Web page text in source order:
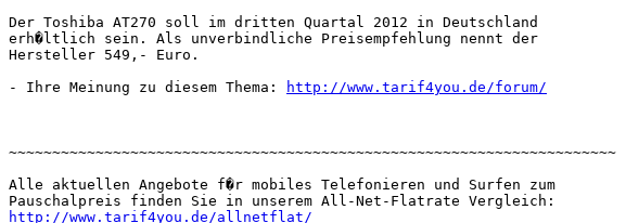
Der Toshiba AT270 soll im dritten Quartal 2012 in Deutschland
erh�ltlich sein. Als unverbindliche Preisempfehlung nennt der
Hersteller 549,- Euro.
- Ihre Meinung zu diesem Thema:
http://www.tarif4you.de/forum/
~~~~~~~~~~~~~~~~~~~~~~~~~~~~~~~~~~~~~~~~~~~~~~~~~~~~~~~~~~~~~~~~~~~~~~
Alle aktuellen Angebote f�r mobiles Telefonieren und Surfen zum
http://www.tarif4you.de/allnetflat/